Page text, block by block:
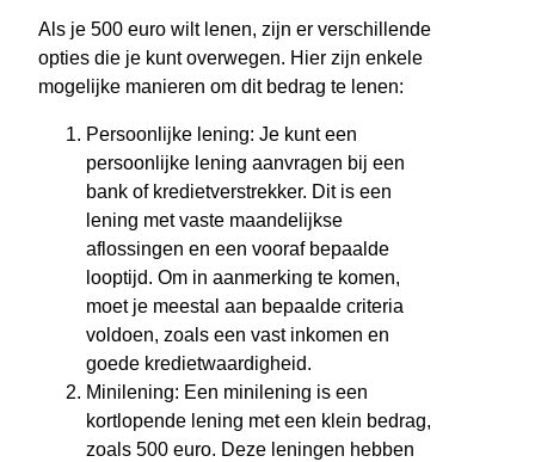
Als je 500 euro wilt lenen, zijn er verschillende
opties die je kunt overwegen. Hier zijn enkele
mogelijke manieren om dit bedrag te lenen:
Persoonlijke lening: Je kunt een
persoonlijke lening aanvragen bij een
bank of kredietverstrekker. Dit is een
lening met vaste maandelijkse
aflossingen en een vooraf bepaalde
looptijd. Om in aanmerking te komen,
moet je meestal aan bepaalde criteria
voldoen, zoals een vast inkomen en
goede kredietwaardigheid.
Minilening: Een minilening is een
kortlopende lening met een klein bedrag,
zoals 500 euro. Deze leningen hebben